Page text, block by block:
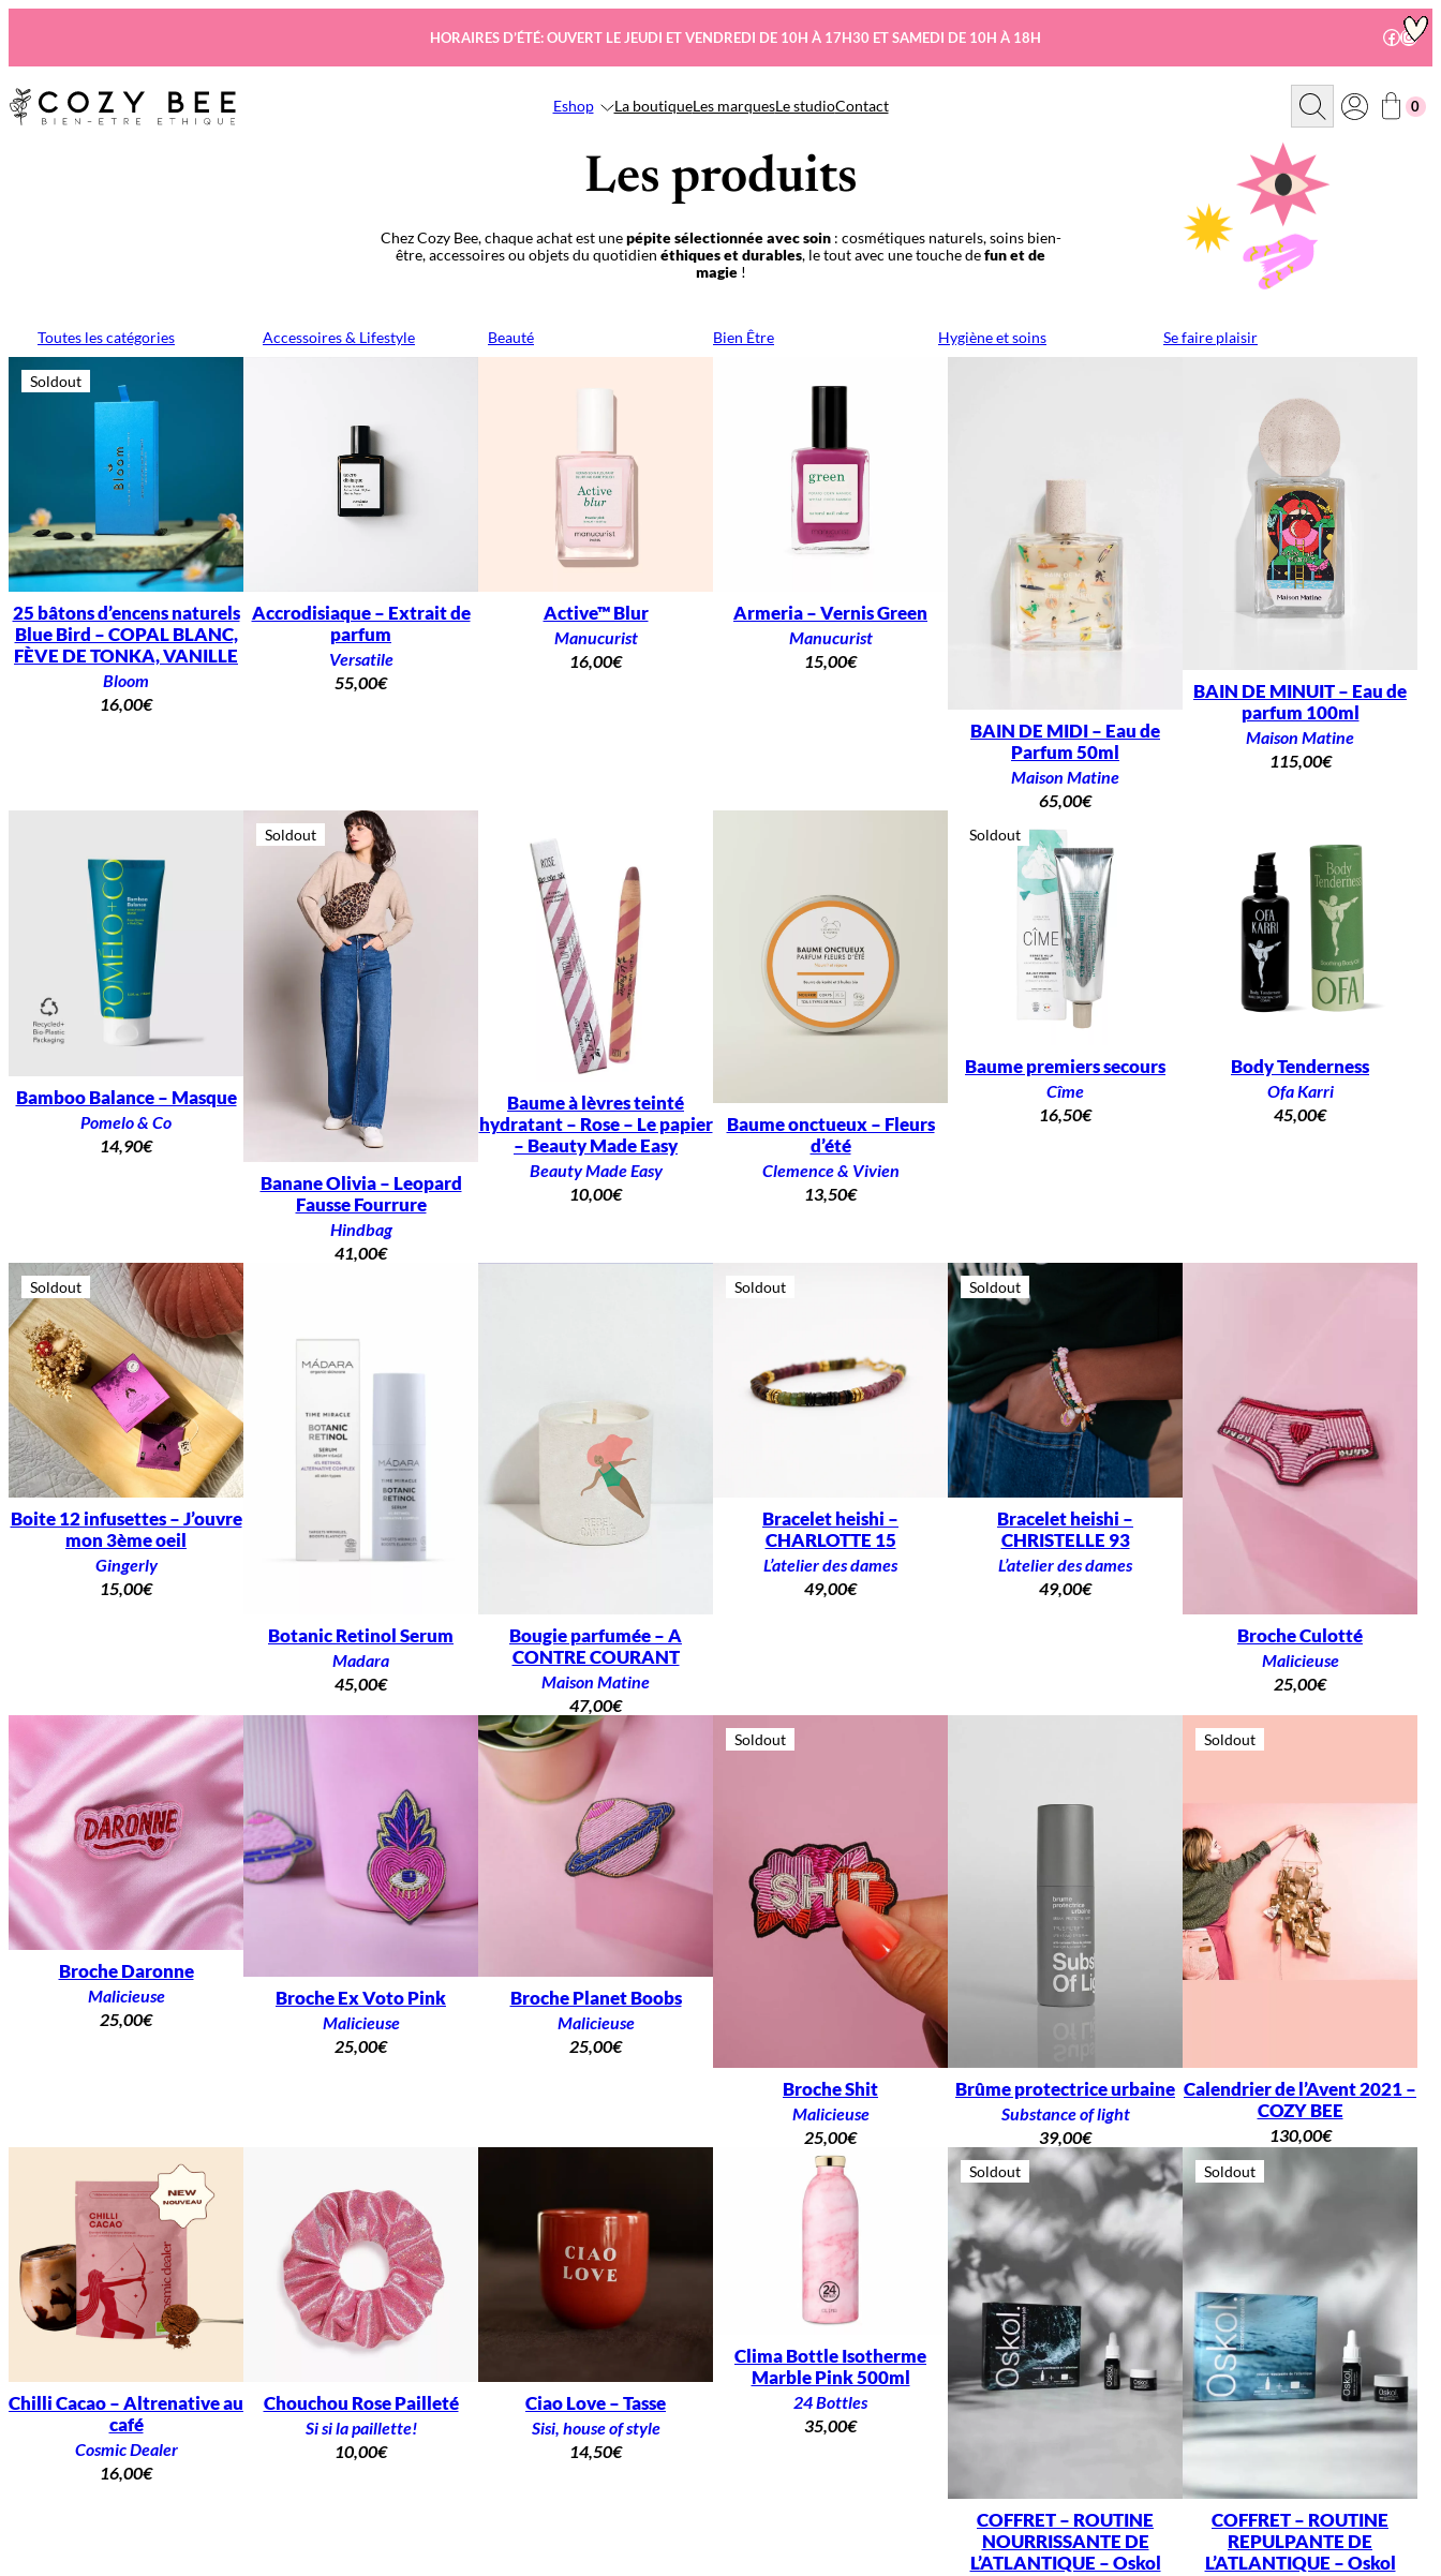
HORAIRES D’ÉTÉ: OUVERT LE JEUDI ET VENDREDI DE 10H À 17H30 ET SAMEDI DE 10H À 18H
Eshop La boutiqueLes marquesLe studioContact
R
c
e
r
c
h
0
Les produits
Chez Cozy Bee, chaque achat est unepépite sélectionnée avec soin: cosmétiques naturels, soins bien-
être, accessoires ou objets du quotidien éthiques et durables, le tout avec une touche defun et de
magie!
Toutes les catégories Accessoires & Lifestyle Beauté Bien Être Hygiène et soins Se faire plaisir
Soldout
25 bâtons d’encens naturels
Blue Bird – COPAL BLANC,
FÈVE DE TONKA, VANILLE
Bloom
16,00€
Accrodisiaque – Extrait de
parfum
Versatile
55,00€
Active™ Blur
Manucurist
16,00€
Armeria – Vernis Green
Manucurist
15,00€
BAIN DE MIDI – Eau de
Parfum 50ml
Maison Matine
65,00€
BAIN DE MINUIT – Eau de
parfum 100ml
Maison Matine
115,00€
Bamboo Balance – Masque
Pomelo & Co
14,90€
Soldout
Banane Olivia – Leopard
Fausse Fourrure
Hindbag
41,00€
Baume à lèvres teinté
hydratant – Rose – Le papier
– Beauty Made Easy
Beauty Made Easy
10,00€
Baume onctueux – Fleurs
d’été
Clemence & Vivien
13,50€
Soldout
Baume premiers secours
Cîme
16,50€
Body Tenderness
Ofa Karri
45,00€
Soldout
Boite 12 infusettes – J’ouvre
mon 3ème oeil
Gingerly
15,00€
Botanic Retinol Serum
Madara
45,00€
Bougie parfumée – A
CONTRE COURANT
Maison Matine
47,00€
Soldout
Bracelet heishi –
CHARLOTTE 15
L’atelier des dames
49,00€
Soldout
Bracelet heishi –
CHRISTELLE 93
L’atelier des dames
49,00€
Broche Culotté
Malicieuse
25,00€
Broche Daronne
Malicieuse
25,00€
Broche Ex Voto Pink
Malicieuse
25,00€
Broche Planet Boobs
Malicieuse
25,00€
Soldout
Broche Shit
Malicieuse
25,00€
Brûme protectrice urbaine
Substance of light
39,00€
Soldout
Calendrier de l’Avent 2021 –
COZY BEE
130,00€
Chilli Cacao – Altrenative au
café
Cosmic Dealer
16,00€
Chouchou Rose Pailleté
Si si la paillette!
10,00€
Ciao Love – Tasse
Sisi, house of style
14,50€
Clima Bottle Isotherme
Marble Pink 500ml
24 Bottles
35,00€
Soldout
COFFRET – ROUTINE
NOURRISSANTE DE
L’ATLANTIQUE – Oskol
Soldout
COFFRET – ROUTINE
REPULPANTE DE
L’ATLANTIQUE – Oskol